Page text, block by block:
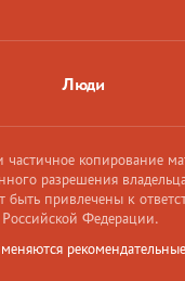
Люди
копирование
разрешения
привлечены к
Федерации.